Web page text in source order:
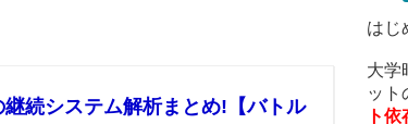
続システム解析まとめ!【バトル
はじ
大学
ット
ト